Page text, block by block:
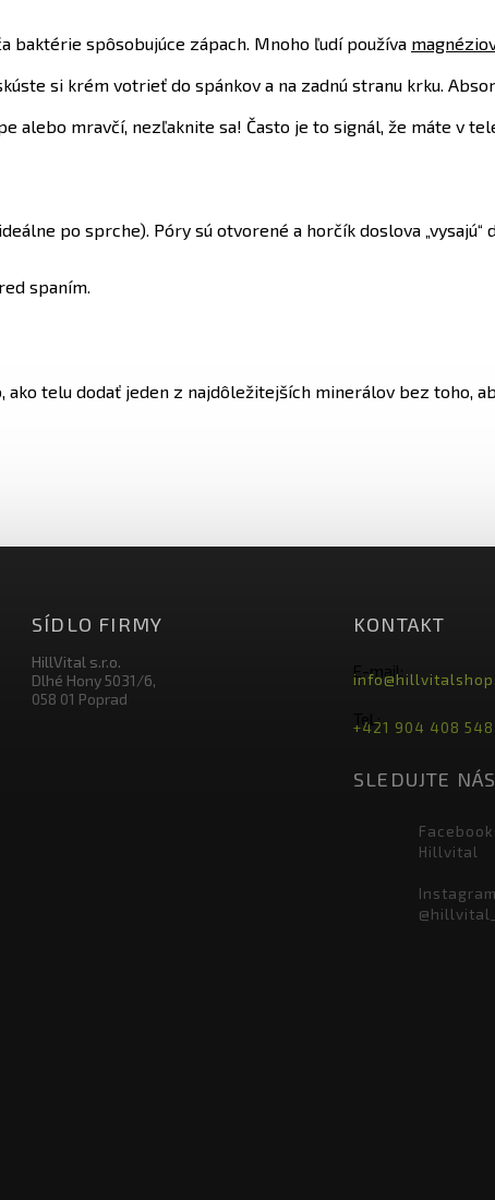
baktérie spôsobujúce zápach. Mnoho ľudí používa
si krém votrieť do spánkov a na zadnú stranu krku.
alebo mravčí, nezľaknite sa! Často je to signál, že máte v
po sprche). Póry sú otvorené a horčík doslova „vysajú“
spaním.
telu dodať jeden z najdôležitejších minerálov bez toho,
SÍDLO FIRMY
HillVital s.r.o.
Dlhé Hony 5031/6,
058 01 Poprad
KONTAKT
E-mail:
Tel.:
+421 904 408 548
SLEDUJTE NÁS
Facebook:
Hillvital